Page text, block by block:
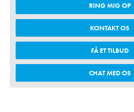
RING MIG OP
KONTAKT OS
FÅ ET TILBUD
CHAT MED OS